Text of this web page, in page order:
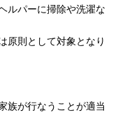
ルパーに掃除や洗濯な
原則として対象となり
族が行なうことが適当